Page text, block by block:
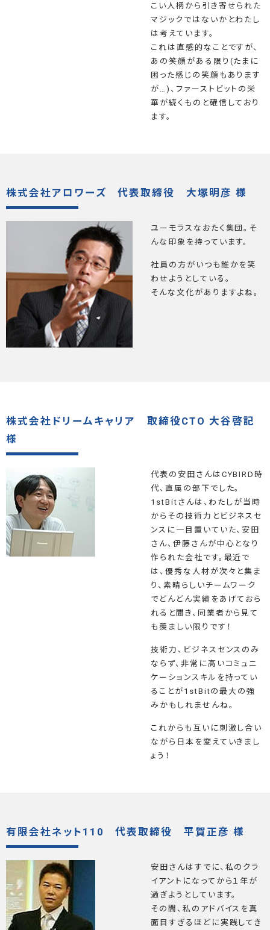
こい人柄から引き寄せられた
マジックではないかとわたし
は考えています。
これは直感的なことですが、
あの笑顔がある限り(たまに
困った感じの笑顔もあります
が…)、ファーストビットの栄
華が続くものと確信しており
ます。
株式会社アロワーズ 代表取締役 大塚明彦 様
ユーモラスなおたく集団。そ
んな印象を持っています。
社員の方がいつも誰かを笑
わせようとしている。
そんな文化がありますよね。
株式会社ドリームキャリア 取締役CTO 大谷啓記
様
代表の安田さんはCYBIRD時
代、直属の部下でした。
1stBitさんは、わたしが当時
からその技術力とビジネスセ
ンスに一目置いていた、安田
さん、伊藤さんが中心となり
作られた会社です。最近で
は、優秀な人材が次々と集ま
り、素晴らしいチームワーク
でどんどん実績をあげておら
れると聞き、同業者から見て
も羨ましい限りです！
技術力、ビジネスセンスのみ
ならず、非常に高いコミュニ
ケーションスキルを持ってい
ることが1stBitの最大の強
みかもしれませんね。
これからも互いに刺激し合い
ながら日本を変えていきまし
ょう！
有限会社ネット110 代表取締役 平賀正彦 様
安田さんはすでに、私のクラ
イアントになってから１年が
過ぎようとしています。
その間、私のアドバイスを真
面目すぎるほどに実践してき